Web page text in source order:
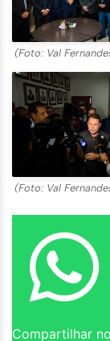
(Foto: Val
(Foto: Val
Compartilhar no